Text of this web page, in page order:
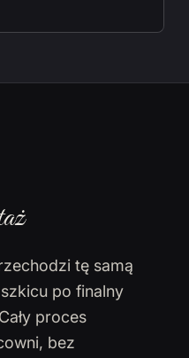
tę samą
po finalny
proces
bez